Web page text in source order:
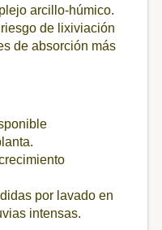
arcillo-húmico.
de lixiviación
de absorción más
por lavado en
intensas.